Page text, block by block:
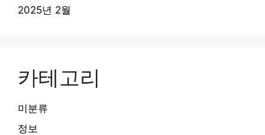
2025년 2월
카테고리
미분류
정보